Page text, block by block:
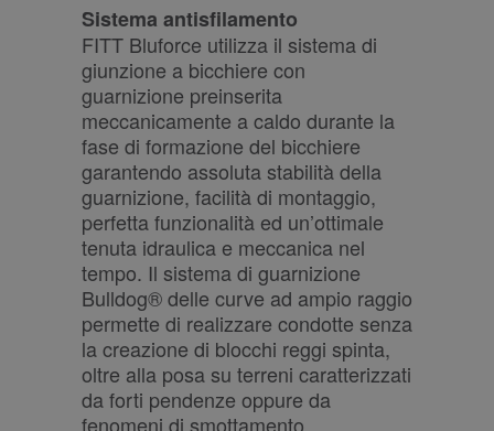
Sistema antisfilamento
FITT Bluforce utilizza il sistema di
giunzione a bicchiere con
guarnizione preinserita
meccanicamente a caldo durante la
fase di formazione del bicchiere
garantendo assoluta stabilità della
guarnizione, facilità di montaggio,
perfetta funzionalità ed un’ottimale
tenuta idraulica e meccanica nel
tempo. Il sistema di guarnizione
Bulldog® delle curve ad ampio raggio
permette di realizzare condotte senza
la creazione di blocchi reggi spinta,
oltre alla posa su terreni caratterizzati
da forti pendenze oppure da
fenomeni di smottamento.